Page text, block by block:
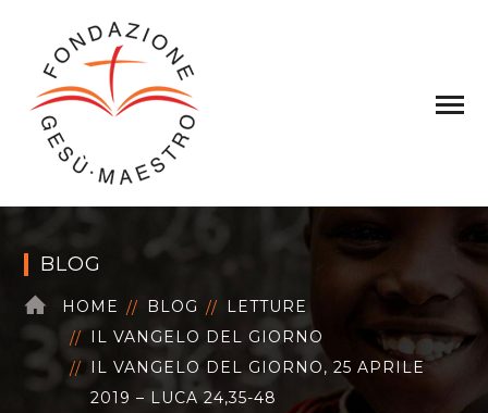
BLOG
HOME BLOG
LETTURE
IL VANGELO DEL GIORNO
IL VANGELO DEL GIORNO, 25 APRILE
2019 – LUCA 24,35-48